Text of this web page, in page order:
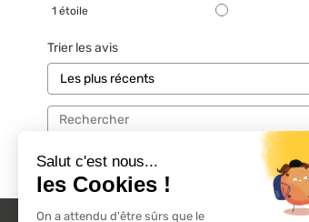
1 étoile
Trier les avis